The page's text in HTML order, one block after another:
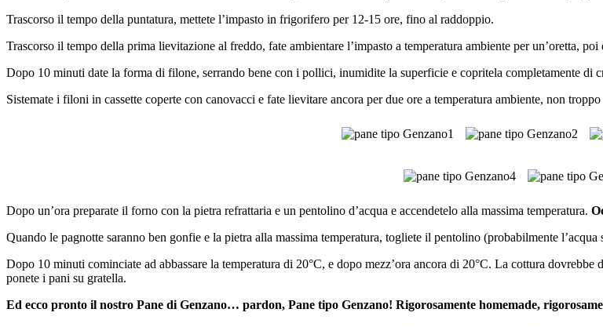
Trascorso il tempo della puntatura, mettete l’impasto in frigorifero per 12-15 ore, fino al raddoppio.
Trascorso il tempo della prima lievitazione al freddo, fate ambientare l’impasto a temperatura ambiente per un’oretta,
Dopo 10 minuti date la forma di filone, serrando bene con i pollici, inumidite la superficie e copritela completamente di
Sistemate i filoni in cassette coperte con canovacci e fate lievitare ancora per due ore a temperatura ambiente, non troppo
Dopo un’ora preparate il forno con la pietra refrattaria e un pentolino d’acqua e accendetelo alla massima temperatura.
Quando le pagnotte saranno ben gonfie e la pietra alla massima temperatura, togliete il pentolino (probabilmente
Dopo 10 minuti cominciate ad abbassare la temperatura di 20°C, e dopo mezz’ora ancora di 20°C. La cottura
ponete i pani su gratella.
Ed ecco pronto il nostro Pane di Genzano… pardon, Pane tipo Genzano! Rigorosamente homemade,